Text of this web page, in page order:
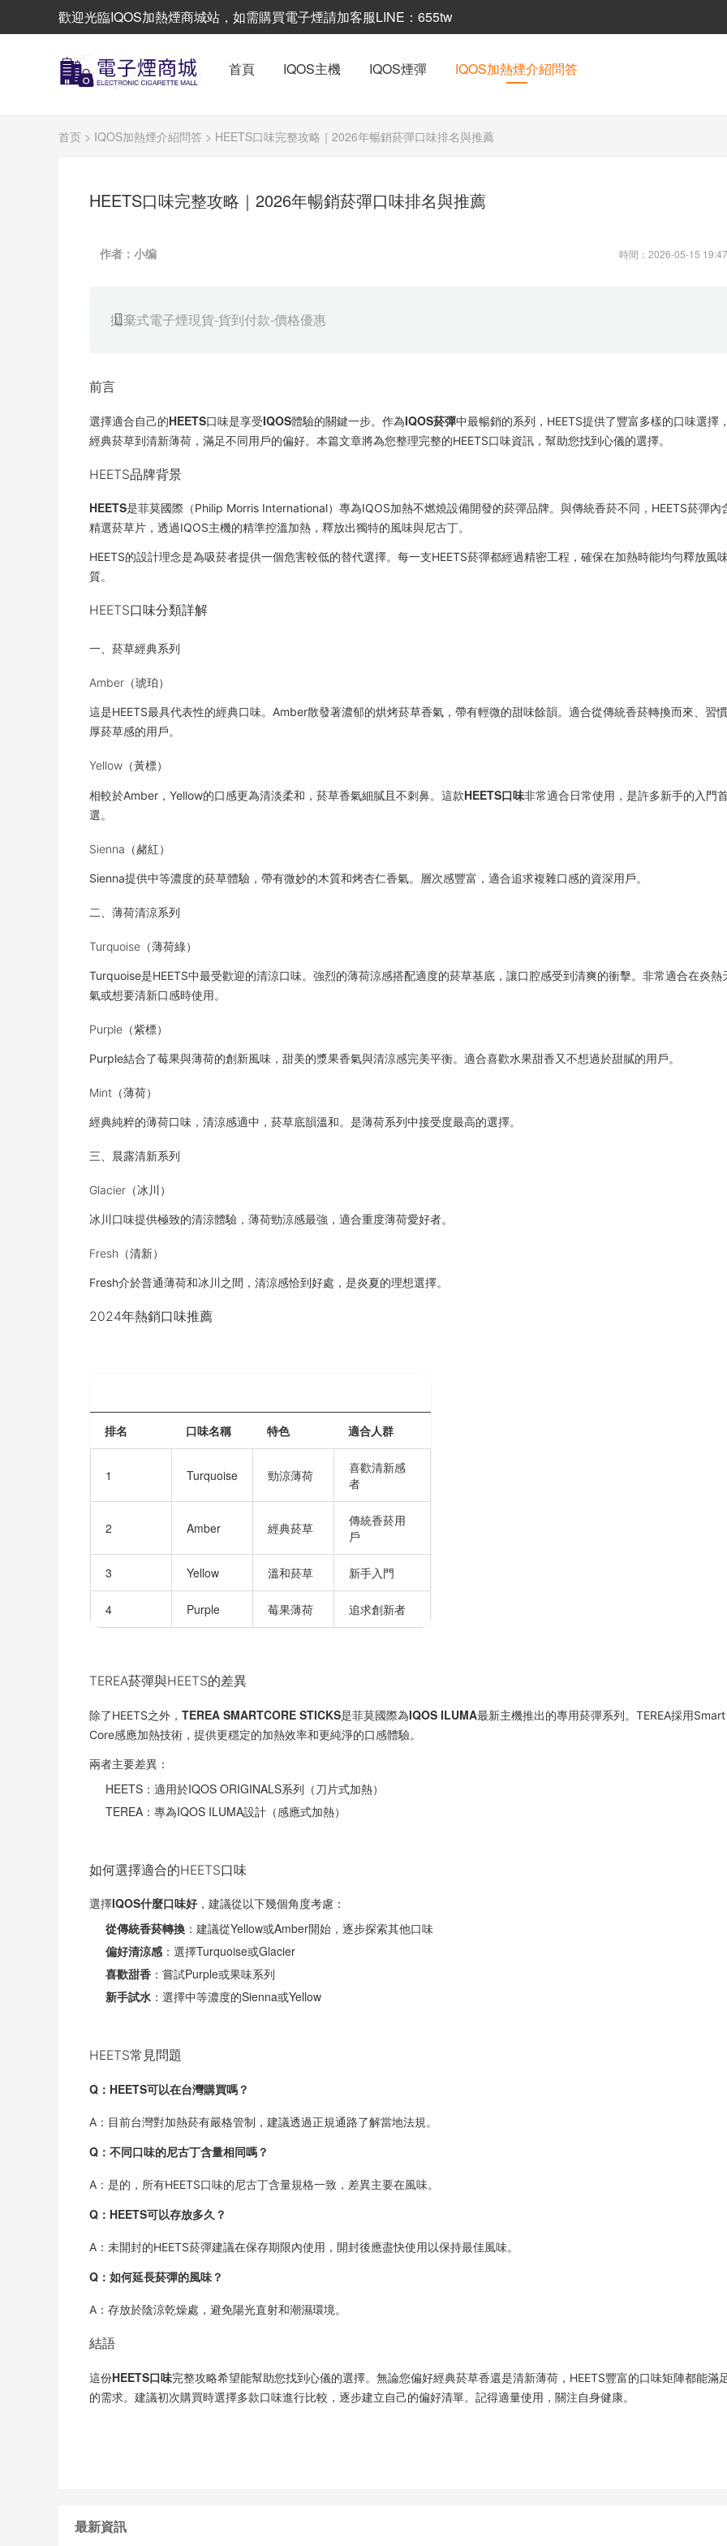
歡迎光臨IQOS加熱煙商城站，如需購買電子煙請加客服LINE：655tw
首頁 IQOS主機 IQOS煙彈 IQOS加熱煙介紹問答
首页 > IQOS加熱煙介紹問答 > HEETS口味完整攻略｜2026年暢銷菸彈口味排名與推薦
HEETS口味完整攻略｜2026年暢銷菸彈口味排名與推薦
作者：小编 時間：2026-05-15
拋棄式電子煙現貨-貨到付款-價格優惠
前言
選擇適合自己的HEETS口味是享受IQOS體驗的關鍵一步。作為IQOS菸彈中最暢銷的系列，HEETS提供了豐富多樣的口味選擇
經典菸草到清新薄荷，滿足不同用戶的偏好。本篇文章將為您整理完整的HEETS口味資訊，幫助您找到心儀的選擇。
HEETS品牌背景
HEETS是菲莫國際（Philip Morris International）專為IQOS加熱不燃燒設備開發的菸彈品牌。與傳統香菸不同，HEETS菸彈內
精選菸草片，透過IQOS主機的精準控溫加熱，釋放出獨特的風味與尼古丁。
HEETS的設計理念是為吸菸者提供一個危害較低的替代選擇。每一支HEETS菸彈都經過精密工程，確保在加熱時能均勻釋放風
質。
HEETS口味分類詳解
一、菸草經典系列
Amber（琥珀）
這是HEETS最具代表性的經典口味。Amber散發著濃郁的烘烤菸草香氣，帶有輕微的甜味餘韻。適合從傳統香菸轉換而來、習
厚菸草感的用戶。
Yellow（黃標）
相較於Amber，Yellow的口感更為清淡柔和，菸草香氣細膩且不刺鼻。這款HEETS口味非常適合日常使用，是許多新手的入門
選。
Sienna（赭紅）
Sienna提供中等濃度的菸草體驗，帶有微妙的木質和烤杏仁香氣。層次感豐富，適合追求複雜口感的資深用戶。
二、薄荷清涼系列
Turquoise（薄荷綠）
Turquoise是HEETS中最受歡迎的清涼口味。強烈的薄荷涼感搭配適度的菸草基底，讓口腔感受到清爽的衝擊。非常適合在炎熱
氣或想要清新口感時使用。
Purple（紫標）
Purple結合了莓果與薄荷的創新風味，甜美的漿果香氣與清涼感完美平衡。適合喜歡水果甜香又不想過於甜膩的用戶。
Mint（薄荷）
經典純粹的薄荷口味，清涼感適中，菸草底韻溫和。是薄荷系列中接受度最高的選擇。
三、晨露清新系列
Glacier（冰川）
冰川口味提供極致的清涼體驗，薄荷勁涼感最強，適合重度薄荷愛好者。
Fresh（清新）
Fresh介於普通薄荷和冰川之間，清涼感恰到好處，是炎夏的理想選擇。
2024年熱銷口味推薦
排名 口味名稱 特色 適合人群
1 Turquoise 勁涼薄荷
喜歡清新感
者
2 Amber 經典菸草
傳統香菸用
戶
3 Yellow 溫和菸草 新手入門
4 Purple 莓果薄荷 追求創新者
TEREA菸彈與HEETS的差異
除了HEETS之外， TEREA SMARTCORE STICKS是菲莫國際為IQOS ILUMA最新主機推出的專用菸彈系列。TEREA採用Smart
Core感應加熱技術，提供更穩定的加熱效率和更純淨的口感體驗。
兩者主要差異：
HEETS：適用於IQOS ORIGINALS系列（刀片式加熱）
TEREA：專為IQOS ILUMA設計（感應式加熱）
如何選擇適合的HEETS口味
選擇IQOS什麼口味好 ，建議從以下幾個角度考慮：
從傳統香菸轉換 ：建議從Yellow或Amber開始，逐步探索其他口味
偏好清涼感 ：選擇Turquoise或Glacier
喜歡甜香 ：嘗試Purple或果味系列
新手試水 ：選擇中等濃度的Sienna或Yellow
HEETS常見問題
Q：HEETS可以在台灣購買嗎？
A：目前台灣對加熱菸有嚴格管制，建議透過正規通路了解當地法規。
Q：不同口味的尼古丁含量相同嗎？
A：是的，所有HEETS口味的尼古丁含量規格一致，差異主要在風味。
Q：HEETS可以存放多久？
A：未開封的HEETS菸彈建議在保存期限內使用，開封後應盡快使用以保持最佳風味。
Q：如何延長菸彈的風味？
A：存放於陰涼乾燥處，避免陽光直射和潮濕環境。
結語
這份HEETS口味完整攻略希望能幫助您找到心儀的選擇。無論您偏好經典菸草香還是清新薄荷，HEETS豐富的口味矩陣都能滿
的需求。建議初次購買時選擇多款口味進行比較，逐步建立自己的偏好清單。記得適量使用，關注自身健康。
最新資訊